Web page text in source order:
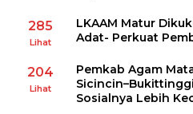
285
Lihat
LKAAM Matur
Adat- Perkuat
204
Lihat
Pemkab Agam
Sosialnya Lebih